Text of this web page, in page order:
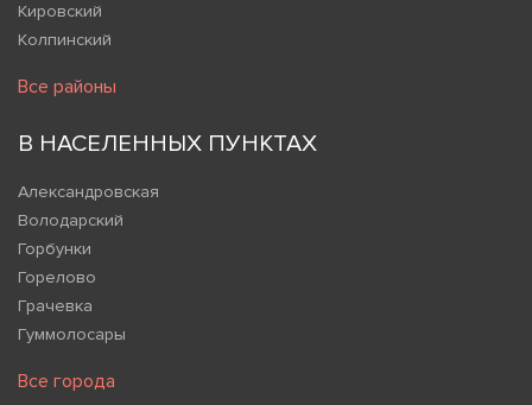
Кировский
Колпинский
Все районы
В НАСЕЛЕННЫХ ПУНКТАХ
Александровская
Володарский
Горбунки
Горелово
Грачевка
Гуммолосары
Все города